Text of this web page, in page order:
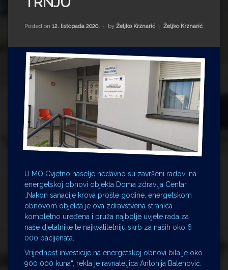
Impressum
Milenko Strižak
Drugi autori
Drugi autori
Matea Andrić
Ljiljana Lekanić-Kljaić
Željko Krznarić
Mario Lovreković
Miroslav Šantek
Posted on 12. listopada 2020. by Željko Krznarić Kategorije:
Željko Krznarić
U MO Cvjetno naselje nedavno su završeni radovi na
energetskoj obnovi objekta Doma zdravlja Centar.
„Nakon sanacije krova prošle godine, energetskom
obnovom objekta je ova zdravstvena stranica
kompletno uređena i pruža najbolje uvjete rada za
naše djelatnike te najkvalitetniju skrb za naših oko 6
000 pacijenata.
Vrijednost investicije na energetskoj obnovi bila je oko
900 000 kuna“, rekla je ravnateljica Antonija Balenović.